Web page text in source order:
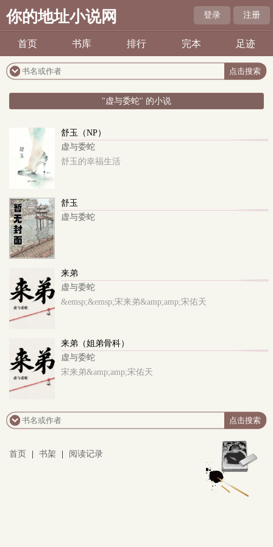
你的地址小说网 登录 注册
首页 书库 排行 完本 足迹
"虚与委蛇" 的小说
舒玉（NP）
虚与委蛇
舒玉的幸福生活
舒玉
虚与委蛇
来弟
虚与委蛇
&emsp;&emsp;宋来弟&amp;amp;宋佑天
来弟（姐弟骨科）
虚与委蛇
宋来弟&amp;amp;宋佑天
首页 书架 阅读记录